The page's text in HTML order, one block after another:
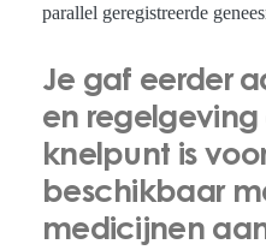
parallel geregistreerde
Je gaf eerder
en regelgeving
knelpunt is
beschikbaar
medicijnen